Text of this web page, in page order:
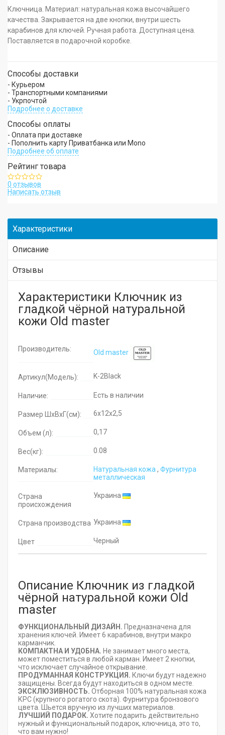
Ключница. Материал: натуральная кожа высочайшего
качества. Закрывается на две кнопки, внутри шесть
карабинов для ключей. Ручная работа. Доступная цена.
Поставляется в подарочной коробке.
Способы доставки
- Курьером
- Транспортными компаниями
- Укрпочтой
Подробнее о доставке
Способы оплаты
- Оплата при доставке
- Пополнить карту Приватбанка или Mono
Подробнее об оплате
Рейтинг товара
0 отзывов
Написать отзыв
Характеристики
Описание
Отзывы
Характеристики Ключник из
гладкой чёрной натуральной
кожи Old master
Производитель: Old master
Артикул(Модель): K-2Black
Наличие: Есть в наличии
Размер ШхВхГ(см): 6x12x2,5
Объем (л): 0,17
Вес(кг): 0.08
Материалы: Натуральная кожа , Фурнитура
металлическая
Страна
происхождения
Украина
Страна производства Украина
Цвет Черный
Описание Ключник из гладкой
чёрной натуральной кожи Old
master
ФУНКЦИОНАЛЬНЫЙ ДИЗАЙН. Предназначена для
хранения ключей. Имеет 6 карабинов, внутри макро
карманчик.
КОМПАКТНА И УДОБНА. Не занимает много места,
может поместиться в любой карман. Имеет 2 кнопки,
что исключает случайное открывание.
ПРОДУМАННАЯ КОНСТРУКЦИЯ. Ключи будут надежно
защищены. Всегда будут находиться в одном месте.
ЭКСКЛЮЗИВНОСТЬ. Отборная 100% натуральная кожа
КРС (крупного рогатого скота). Фурнитура бронзового
цвета. Шьется вручную из лучших материалов.
ЛУЧШИЙ ПОДАРОК. Хотите подарить действительно
нужный и функциональный подарок, ключница, это то,
что вам нужно!